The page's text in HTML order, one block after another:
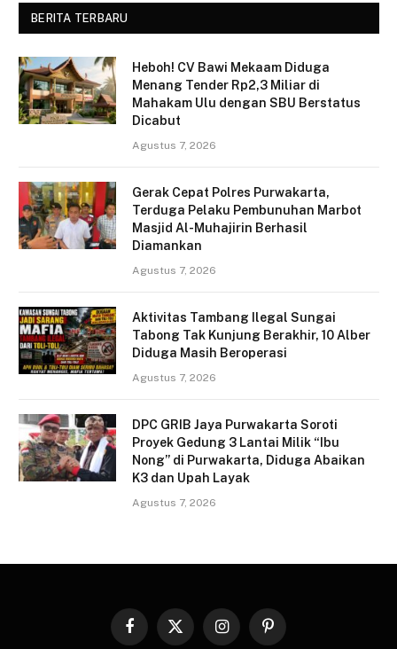
BERITA TERBARU
Heboh! CV Bawi Mekaam Diduga
Menang Tender Rp2,3 Miliar di
Mahakam Ulu dengan SBU Berstatus
Dicabut
Agustus 7, 2026
Gerak Cepat Polres Purwakarta,
Terduga Pelaku Pembunuhan Marbot
Masjid Al-Muhajirin Berhasil
Diamankan
Agustus 7, 2026
Aktivitas Tambang Ilegal Sungai
Tabong Tak Kunjung Berakhir, 10 Alber
Diduga Masih Beroperasi
Agustus 7, 2026
DPC GRIB Jaya Purwakarta Soroti
Proyek Gedung 3 Lantai Milik “Ibu
Nong” di Purwakarta, Diduga Abaikan
K3 dan Upah Layak
Agustus 7, 2026
Facebook
X
InstagramPinterest